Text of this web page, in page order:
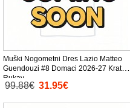
Muški Nogometni Dres Lazio Matteo
Guendouzi #8 Domaci 2026-27 Kratak
Rukav
99.88€ 31.95€